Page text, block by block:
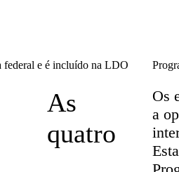
federal e é incluído na LDO
As
quatro
Os
a